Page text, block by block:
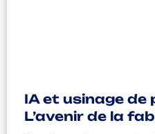
IA et usinage de
L’avenir de la